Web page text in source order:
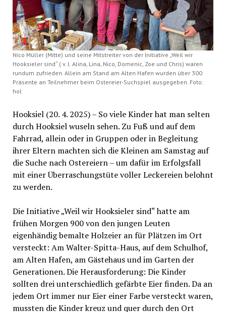
Nico Müller (Mitte) und seine Mitstreiter von der Initiative „Weil wir
Hooksieler sind“ ( v. l. Alina, Lina, Nico, Domenic, Zoe und Chris) waren
rundum zufrieden. Allein am Stand am Alten Hafen wurden über 300
Präsente an Teilnehmer beim Ostereier-Suchspiel ausgegeben. Foto:
hol
Hooksiel (20. 4. 2025) – So viele Kinder hat man selten
durch Hooksiel wuseln sehen. Zu Fuß und auf dem
Fahrrad, allein oder in Gruppen oder in Begleitung
ihrer Eltern machten sich die Kleinen am Samstag auf
die Suche nach Ostereiern – um dafür im Erfolgsfall
mit einer Überraschungstüte voller Leckereien belohnt
zu werden.
Die Initiative „Weil wir Hooksieler sind“ hatte am
frühen Morgen 900 von den jungen Leuten
eigenhändig bemalte Holzeier an für Plätzen im Ort
versteckt: Am Walter-Spitta-Haus, auf dem Schulhof,
am Alten Hafen, am Gästehaus und im Garten der
Generationen. Die Herausforderung: Die Kinder
sollten drei unterschiedlich gefärbte Eier finden. Da an
jedem Ort immer nur Eier einer Farbe versteckt waren,
mussten die Kinder kreuz und quer durch den Ort